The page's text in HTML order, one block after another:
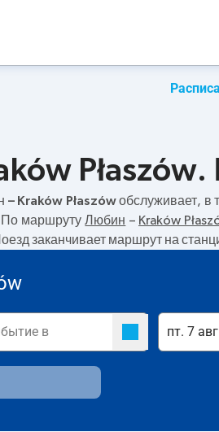
– Kraków Płaszówобслуживает, в
По маршрутуЛюбин – Kraków
заканчивает маршрут на